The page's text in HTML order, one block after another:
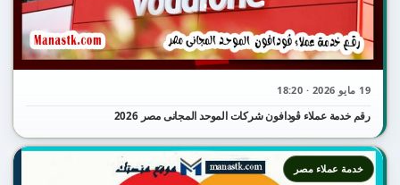
19 مايو 2026 · 18:20
رقم خدمة عملاء ڤودافون شركات الموحد المجانى مصر 2026
خدمة عملاء مصر